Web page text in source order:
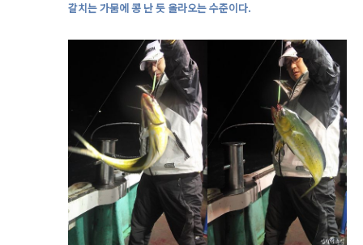
갈치는 가뭄에 콩 난 듯 올라오는 수준이다.